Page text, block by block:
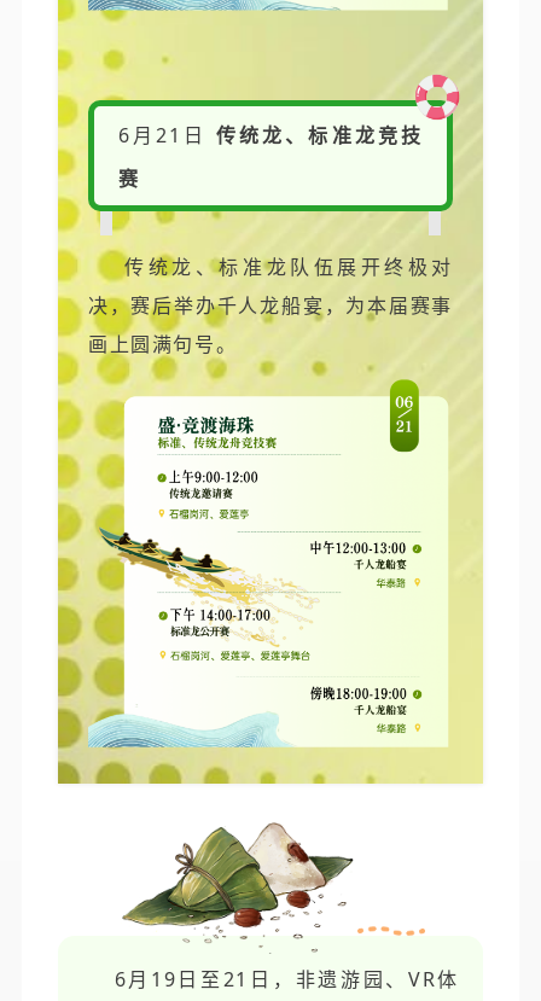
6月21日 传统龙、标准龙竞技
赛
传统龙、标准龙队伍展开终极对
决，赛后举办千人龙船宴，为本届赛事
画上圆满句号。
6月19日至21日，非遗游园、VR体